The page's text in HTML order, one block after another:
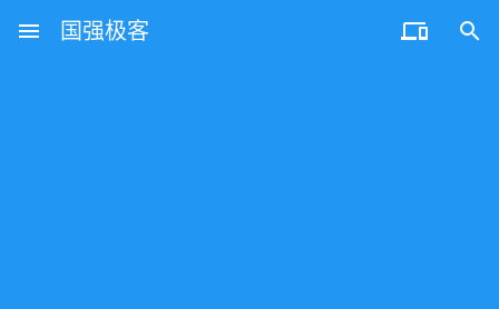
menu 国强极客  